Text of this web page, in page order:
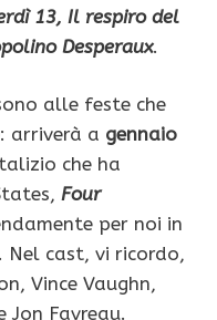
13, Il respiro del
Desperaux.
alle feste che
arriverà a gennaio
che ha
Four
per noi in
Nel cast, vi ricordo,
Vince Vaughn,
Jon Favreau.